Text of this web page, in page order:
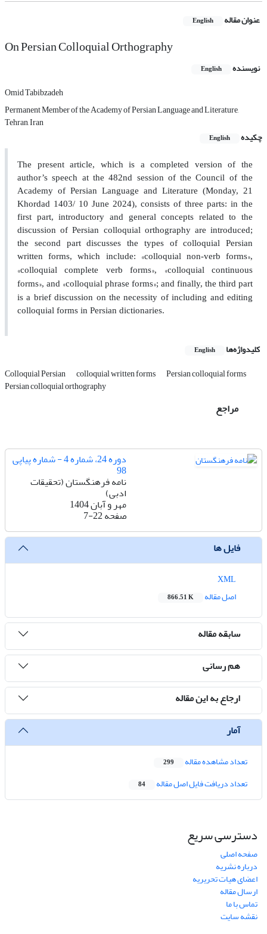
عنوان مقاله English
On Persian Colloquial Orthography
نویسنده English
Omid Tabibzadeh
Permanent Member of the Academy of Persian Language and Literature,
Tehran, Iran
چکیده
English
The present article, which is a completed version of the
author’s speech at the 482nd session of the Council of the
Academy of Persian Language and Literature (Monday, 21
Khordad 1403/ 10 June 2024), consists of three parts: in the
first part, introductory and general concepts related to the
discussion of Persian colloquial orthography are introduced;
the second part discusses the types of colloquial Persian
written forms, which include: »colloquial non-verb forms«,
»colloquial complete verb forms«, »colloquial continuous
forms«, and »colloquial phrase forms«; and finally, the third part
is a brief discussion on the necessity of including and editing
colloquial forms in Persian dictionaries.
کلیدواژه‌ها English
Colloquial Persian colloquial written forms Persian colloquial forms
Persian colloquial orthography
مراجع
دوره 24، شماره 4 - شماره پیاپی
98
نامه فرهنگستان (تحقیقات
ادبی)
مهر و آبان 1404
صفحه7-22
فایل ها
اصل مقاله
866.51 K
سابقه مقاله
هم رسانی
ارجاع به این مقاله
آمار
تعداد مشاهده مقاله 299
تعداد دریافت فایل اصل مقاله 84
دسترسی سریع
صفحه اصلی
درباره نشریه
اعضای هیات تحریریه
ارسال مقاله
تماس با ما
نقشه سایت